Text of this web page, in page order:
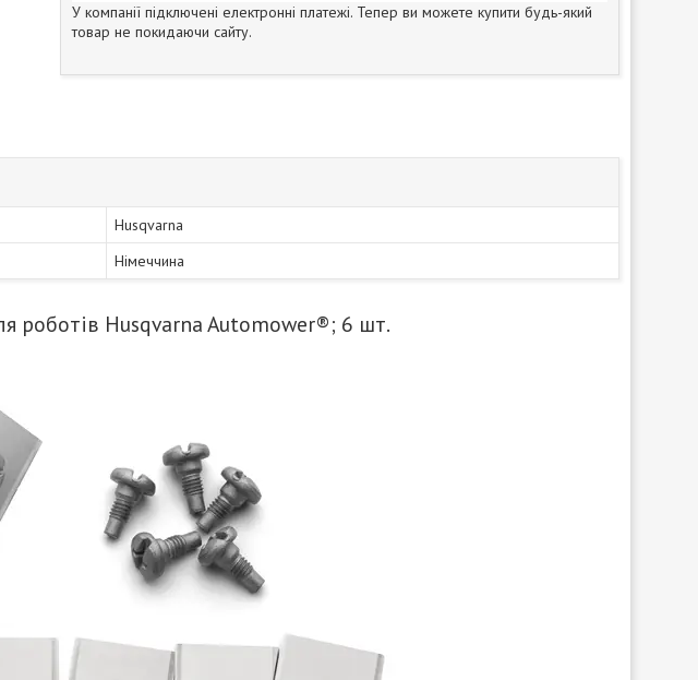
У компанії підключені електронні платежі. Тепер ви можете купити будь-який
товар не покидаючи сайту.
Husqvarna
Німеччина
роботів Husqvarna Automower®; 6 шт.